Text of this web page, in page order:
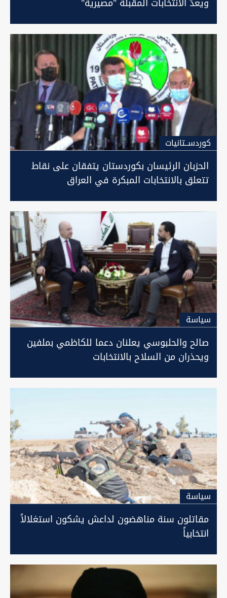
كوردســتانيات
الحزبان الرئيسان بكوردستان يتفقان على نقاط
تتعلق بالانتخابات المبكرة في العراق
سیاسة
صالح والحلبوسي يعلنان دعما للكاظمي بملفين
ويحذران من السلاح بالانتخابات
سیاسة
مقاتلون سنة مناهضون لداعش يشكون استغلالاً
انتخابياً